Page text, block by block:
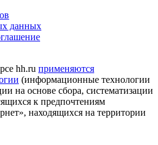
данных
hh.ru применяются
(информационные технологии
на основе сбора, систематизации
к предпочтениям
находящихся на территории